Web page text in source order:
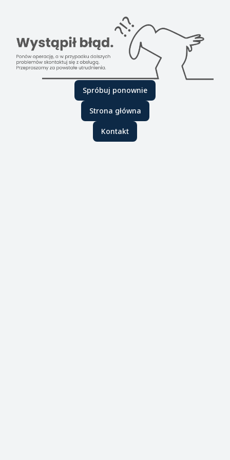
Spróbuj ponownie
Strona główna
Kontakt